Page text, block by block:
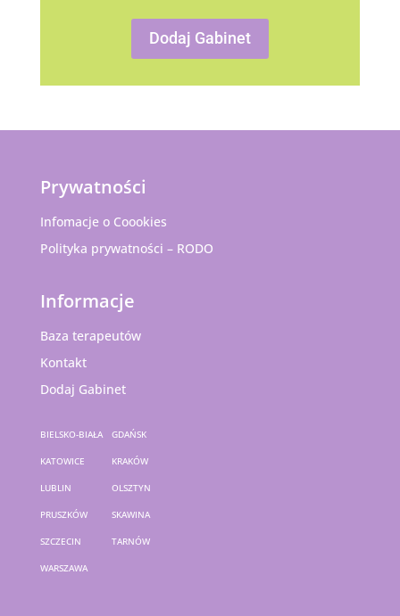
Dodaj Gabinet
Prywatności
Infomacje o Coookies
Polityka prywatności – RODO
Informacje
Baza terapeutów
Kontakt
Dodaj Gabinet
BIELSKO-BIAŁA GDAŃSK
KATOWICE KRAKÓW
LUBLIN OLSZTYN
PRUSZKÓW SKAWINA
SZCZECIN TARNÓW
WARSZAWA